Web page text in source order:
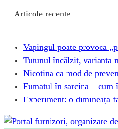
Articole recente
Vapingul poate provoca
Tutunul încălzit, varianta
Nicotina ca mod de
Fumatul în sarcina – cum
Experiment: o dimineață